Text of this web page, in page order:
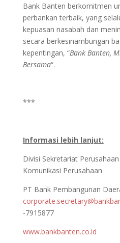
Bank Banten berkomitmen
perbankan terbaik, yang
kepuasan nasabah dan
secara berkesinambungan
kepentingan, “Bank Banten,
Bersama“.
***
Informasi lebih lanjut:
Divisi Sekretariat
Komunikasi Perusahaan
PT Bank Pembangunan
-7915877
www.bankbanten.co.id